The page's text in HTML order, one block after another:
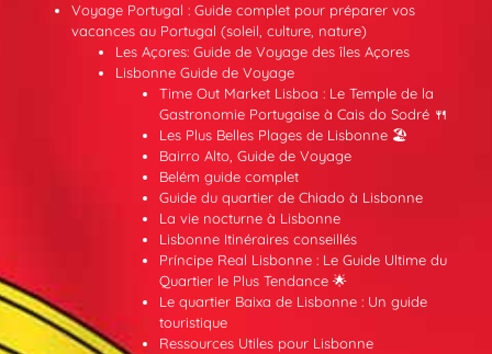
Voyage Portugal : Guide complet pour préparer vos
vacances au Portugal (soleil, culture, nature)
Les Açores: Guide de Voyage des îles Açores
Lisbonne Guide de Voyage
Time Out Market Lisboa : Le Temple de la
Gastronomie Portugaise à Cais do Sodré 🍴
Les Plus Belles Plages de Lisbonne 🏖️
Bairro Alto, Guide de Voyage
Belém guide complet
Guide du quartier de Chiado à Lisbonne
La vie nocturne à Lisbonne
Lisbonne Itinéraires conseillés
Príncipe Real Lisbonne : Le Guide Ultime du
Quartier le Plus Tendance 🌟
Le quartier Baixa de Lisbonne : Un guide
touristique
Ressources Utiles pour Lisbonne